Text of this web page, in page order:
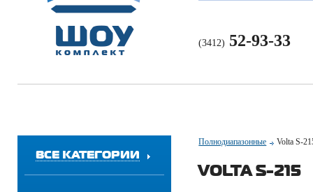
(3412) 52-93-33
ВСЕ КАТЕГОРИИ
Полнодиапазонные Volta S-
VOLTA S-215